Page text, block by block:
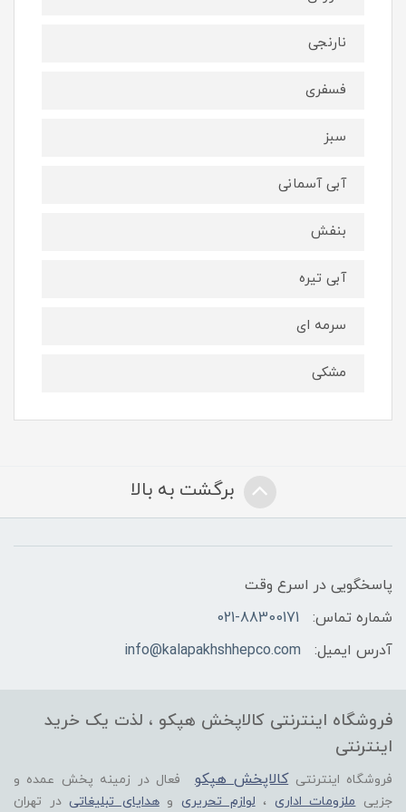
نارنجی
فسفری
سبز
آبی آسمانی
بنفش
آبی تیره
سرمه ای
مشکی
برگشت به بالا
پاسخگویی در اسرع وقت
شماره تماس:
021-88300171
آدرس ایمیل:
info@kalapakhshhepco.com
فروشگاه اینترنتی کالاپخش هپکو ، لذت یک خرید
اینترنتی
فروشگاه اینترنتی کالاپخش هپکو
فعال در زمینه پخش عمده و
جزییملزومات اداری ،لوازم تحریری وهدایای تبلیغاتیدر تهران